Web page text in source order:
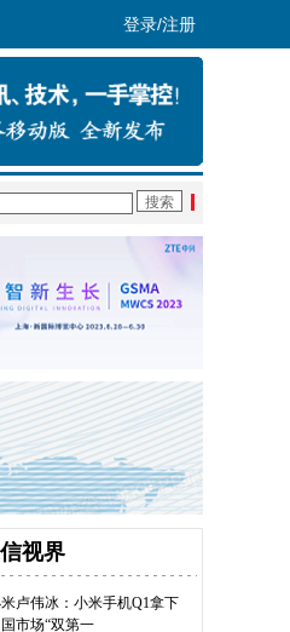
登录/注册
视界
卢伟冰：小米手机Q1拿下
市场“双第一